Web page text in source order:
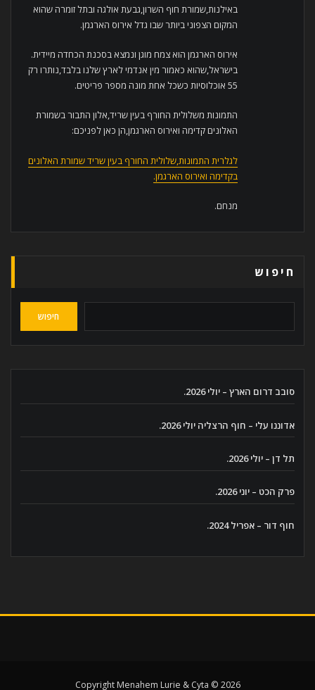
באילנות,שמורת חוף השרון,גבעת אולגה ובתל זומרה שהוא
המקום הצפוני ביותר שבו גדל אירוס הארגמן.
אירוס הארגמן הוא צמח מוגן ונמצא בסכנת הכחדה מיידית.
בישראל,שהוא כאמור מין אנדמי לארץ שלנו בלבד,נותרו רק
55 אוכלוסיות כשכל אחת מונה מספר פריטים.
התמונות משלולית החורף בעין שריד,אלון התבור בשמורת
האלונים קדימה ואירוס הארגמן,הן כאן לפניכם:
לגלרית התמונות,שלולית החורף בעין שריד שמורת האלונים
בקדימה ואירוס הארגמן.
מנחם.
חיפוש
חיפוש
סובב דרום הארץ – יולי 2026.
אדוננו עלי – חוף הרצליה יולי 2026.
תל דן – יולי 2026.
פרק הכט – יוני 2026.
חוף דור – אפריל 2024.
Copyright Menahem Lurie & Cyta © 2026